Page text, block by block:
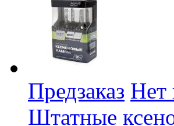
Предзаказ Нет
Штатные